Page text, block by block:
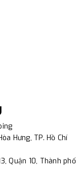
Hưng, TP. Hồ Chí
Quận 10, Thành phố